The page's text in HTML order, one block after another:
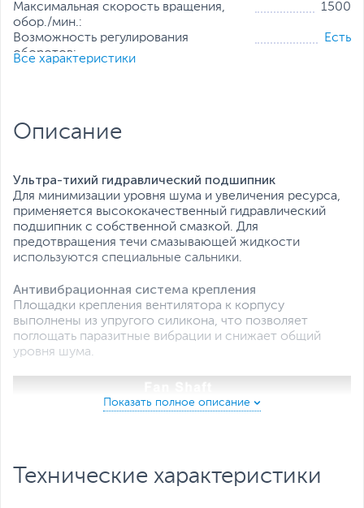
Максимальная скорость вращения,
обор./мин.:
1500
Возможность регулирования
оборотов:
Есть
Все характеристики
Описание
Ультра-тихий гидравлический подшипник
Для минимизации уровня шума и увеличения ресурса,
применяется высококачественный гидравлический
подшипник с собственной смазкой. Для
предотвращения течи смазывающей жидкости
используются специальные сальники.
Антивибрационная система крепления
Площадки крепления вентилятора к корпусу
выполнены из упругого силикона, что позволяет
поглощать паразитные вибрации и снижает общий
уровня шума.
Технические характеристики